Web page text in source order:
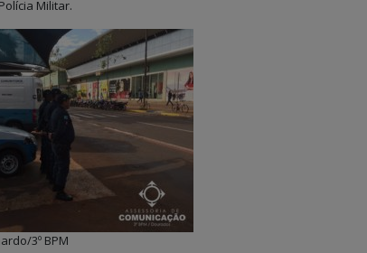
Militar.
3º BPM